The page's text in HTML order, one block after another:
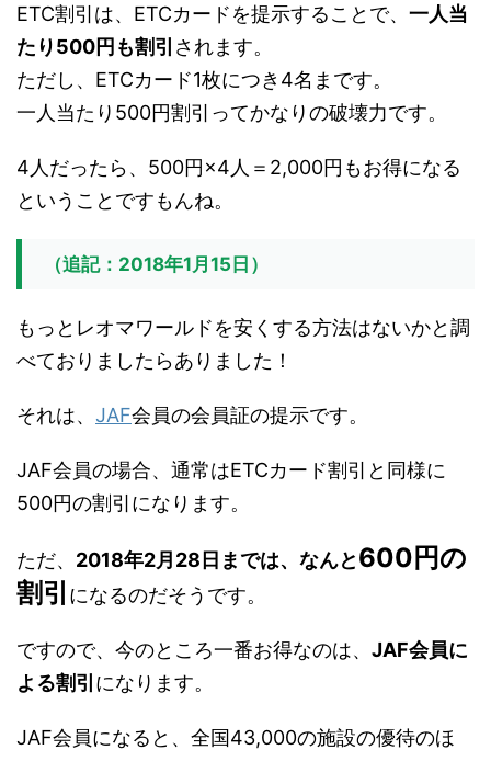
ETC割引は、ETCカードを提示することで、 一人当
たり500円も割引 されます。
ただし、ETCカード1枚につき4名まです。
一人当たり500円割引ってかなりの破壊力です。
4人だったら、500円×4人＝2,000円もお得になる
ということですもんね。
（追記：2018年1月15日）
もっとレオマワールドを安くする方法はないかと調
べておりましたらありました！
それは、 JAF会員の会員証の提示です。
JAF会員の場合、通常はETCカード割引と同様に
500円の割引になります。
ただ、 2018年2月28日までは、なんと600円の
割引 になるのだそうです。
ですので、今のところ一番お得なのは、 JAF会員に
よる割引 になります。
JAF会員になると、全国43,000の施設の優待のほ